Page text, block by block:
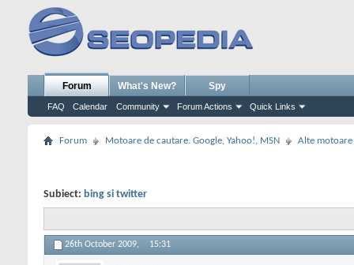
Forum
FAQ Calendar Community Forum Actions Quick Links
What's New? Spy
Forum Motoare de cautare. Google, Yahoo!, MSN Alte
Subiect: bing si twitter
26th October 2009, 15:31